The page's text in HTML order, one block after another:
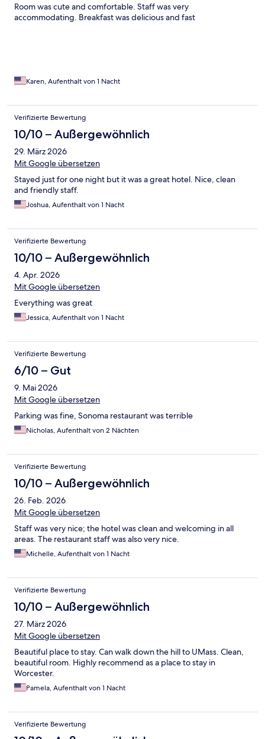
Room was cute and comfortable. Staff was very
accommodating. Breakfast was delicious and fast
Karen, Aufenthalt von 1 Nacht
Verifizierte Bewertung
10/10 – Außergewöhnlich
29. März 2026
Mit Google übersetzen
Stayed just for one night but it was a great hotel. Nice, clean
and friendly staff.
Joshua, Aufenthalt von 1 Nacht
Verifizierte Bewertung
10/10 – Außergewöhnlich
4. Apr. 2026
Mit Google übersetzen
Everything was great
Jessica, Aufenthalt von 1 Nacht
Verifizierte Bewertung
6/10 – Gut
9. Mai 2026
Mit Google übersetzen
Parking was fine, Sonoma restaurant was terrible
Nicholas, Aufenthalt von 2 Nächten
Verifizierte Bewertung
10/10 – Außergewöhnlich
26. Feb. 2026
Mit Google übersetzen
Staff was very nice; the hotel was clean and welcoming in all
areas. The restaurant staff was also very nice.
Michelle, Aufenthalt von 1 Nacht
Verifizierte Bewertung
10/10 – Außergewöhnlich
27. März 2026
Mit Google übersetzen
Beautiful place to stay. Can walk down the hill to UMass. Clean,
beautiful room. Highly recommend as a place to stay in
Worcester.
Pamela, Aufenthalt von 1 Nacht
Verifizierte Bewertung